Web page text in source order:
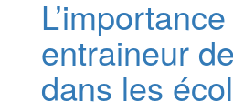
L’importance
entraineur
dans les